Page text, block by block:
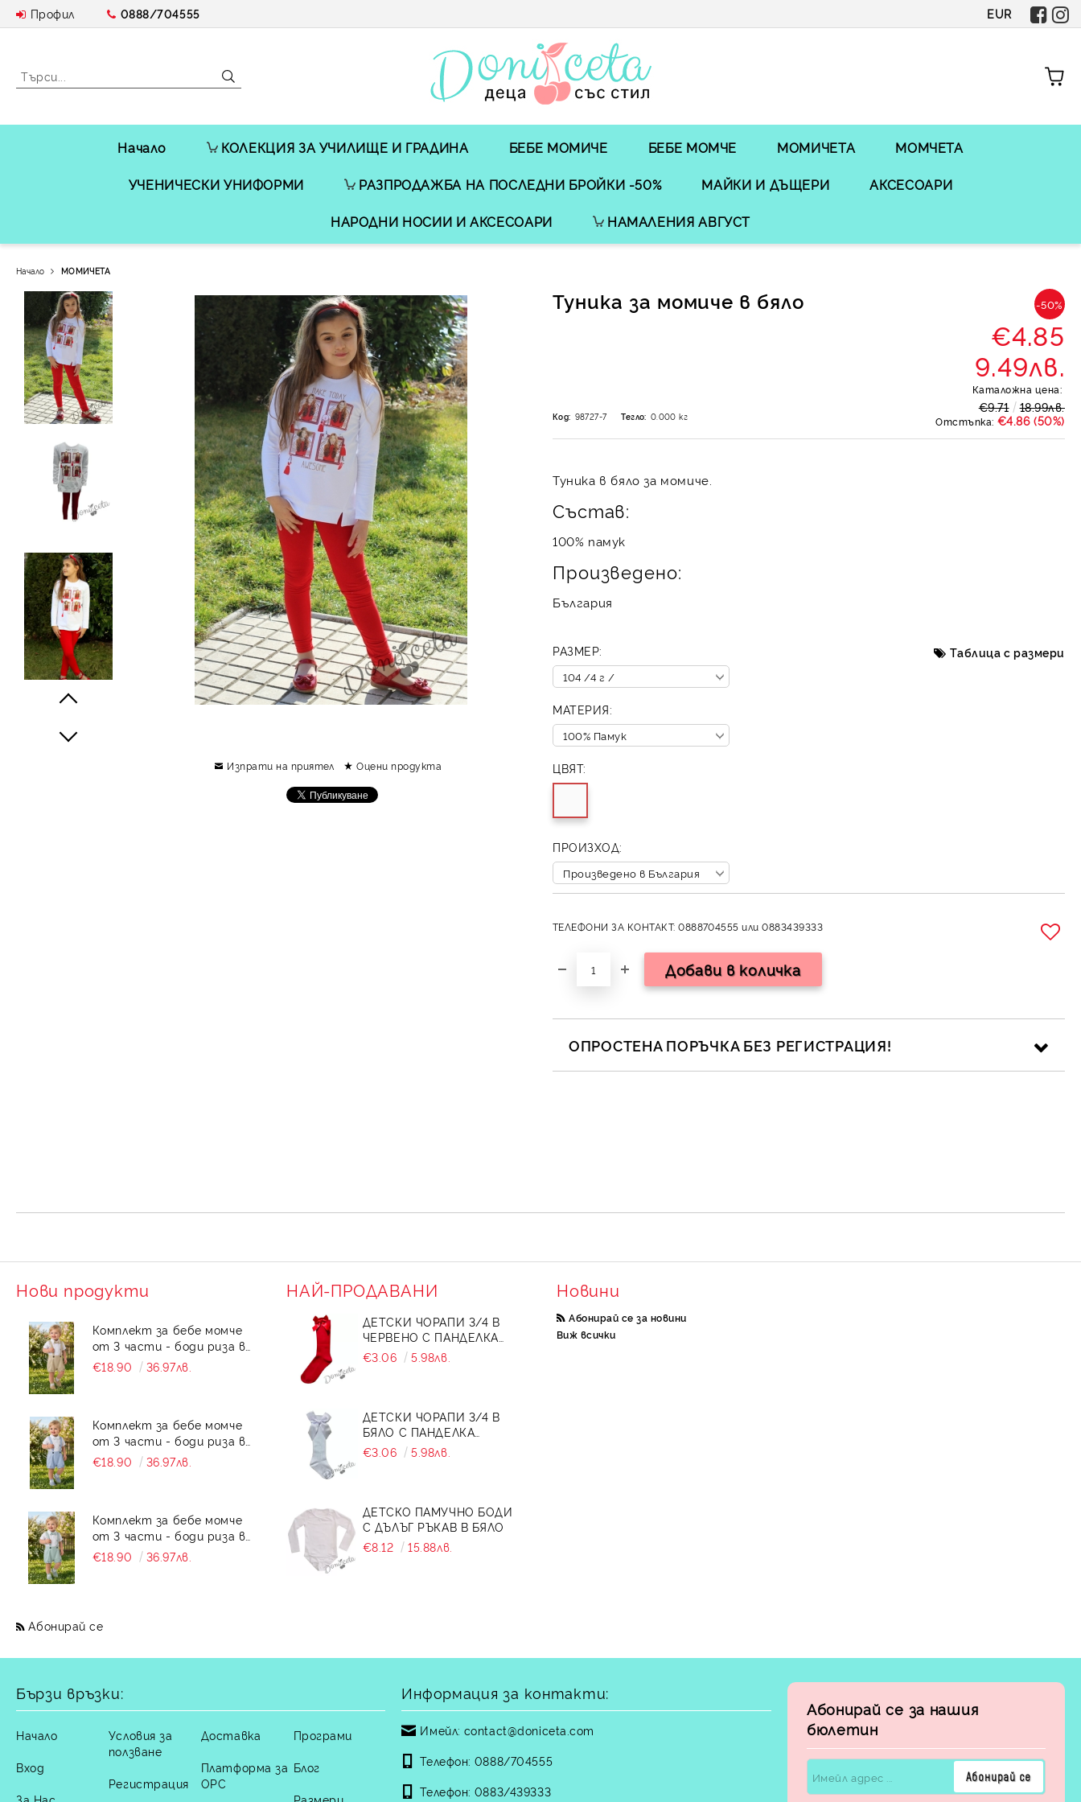
Профил 0888/704555 EUR
Начало КОЛЕКЦИЯ ЗА УЧИЛИЩЕ И ГРАДИНА БЕБЕ МОМИЧЕ БЕБЕ МОМЧЕ МОМИЧЕТА МОМЧЕТА
УЧЕНИЧЕСКИ УНИФОРМИ РАЗПРОДАЖБА НА ПОСЛЕДНИ БРОЙКИ -50% МАЙКИ И ДЪЩЕРИ АКСЕСОАРИ
НАРОДНИ НОСИИ И АКСЕСОАРИ НАМАЛЕНИЯ АВГУСТ
Начало МОМИЧЕТА
Туника за момиче в бяло -50%
€4.85
9.49лв.
Каталожна цена:
€9.71 18.99лв.
Отстъпка: €4.86 (50%)
Код: 98727-7 Тегло: 0.000 кг
Туника в бяло за момиче.
Състав:
100% памук
Произведено:
България
РАЗМЕР: Таблица с размери
МАТЕРИЯ:
ЦВЯТ:
ПРОИЗХОД:
ТЕЛЕФОНИ ЗА КОНТАКТ: 0888704555 или 0883439333
ОПРОСТЕНА ПОРЪЧКА БЕЗ РЕГИСТРАЦИЯ!
Изпрати на приятел Оцени продукта
Нови продукти
Комплект за бебе момче
от 3 части - боди риза в
бяло с къс ръкав , къси
панталони тип
€18.90 36.97лв.
Комплект за бебе момче
от 3 части - боди риза в
бяло с къс ръкав , къси
панталони тип
€18.90 36.97лв.
Комплект за бебе момче
от 3 части - боди риза в
бяло с къс ръкав , къси
панталони тип
€18.90 36.97лв.
Абонирай се
НАЙ-ПРОДАВАНИ
ДЕТСКИ ЧОРАПИ 3/4 В
ЧЕРВЕНО С ПАНДЕЛКА
734897
€3.06 5.98лв.
ДЕТСКИ ЧОРАПИ 3/4 В
БЯЛО С ПАНДЕЛКА
7465464 ОТ КОЛЕКЦИЯ
СНЕЖИНА
€3.06 5.98лв.
ДЕТСКО ПАМУЧНО БОДИ
С ДЪЛЪГ РЪКАВ В БЯЛО
€8.12
15.88лв.
Новини
Абонирай се за новини
Виж всички
Бързи връзки:
Начало
Вход
Условия за
ползване
Регистрация
Доставка
Платформа за
ОРС
Програми
Блог
Информация за контакти:
Имейл: contact@doniceta.com
Телефон: 0888/704555
Телефон: 0883/439333
Абонирай се за нашия
бюлетин